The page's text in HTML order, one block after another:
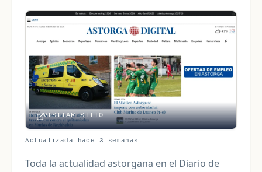
VISITAR SITIO
Actualizada hace 3 semanas
Toda la actualidad astorgana en el Diario de